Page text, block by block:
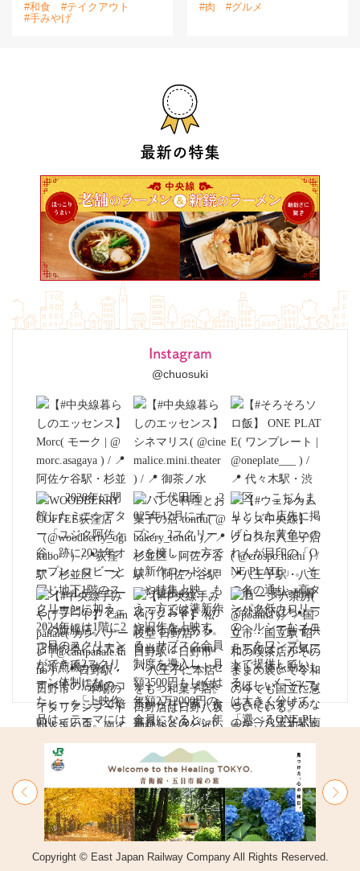
最新の特集
Instagram
@chuosuki
#和食
#テイクアウト
#手みやげ
#肉 #グルメ
Copyright © East Japan Railway Company All Rights Reserved.